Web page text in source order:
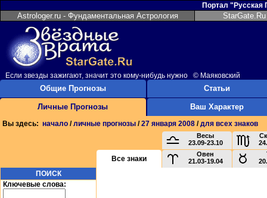
Портал "Русская
Astrologer.ru - Фундаментальная Астрология
Если звезды зажигают, значит это кому-нибудь нужно © Маяковский
Общие Прогнозы
Личные Прогнозы
Статьи
Ваш Характер
Вы здесь: начало /личные прогнозы /27 января 2008 /для всех знаков
Весы
23.09-23.10
Все знаки
Овен
21.03-19.04
ПОИСК
Ключевые слова: